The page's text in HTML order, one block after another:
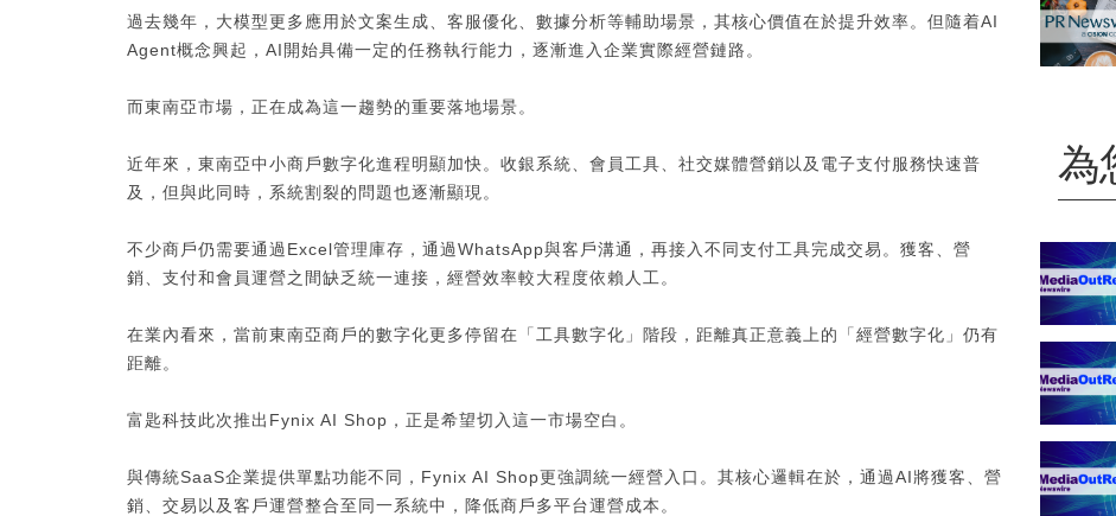
過去幾年，大模型更多應用於文案生成、客服優化、數據分析等輔助場景，其核心價值在於提升效率。但隨着AI
Agent概念興起，AI開始具備一定的任務執行能力，逐漸進入企業實際經營鏈路。
而東南亞市場，正在成為這一趨勢的重要落地場景。
近年來，東南亞中小商戶數字化進程明顯加快。收銀系統、會員工具、社交媒體營銷以及電子支付服務快速普
及，但與此同時，系統割裂的問題也逐漸顯現。
不少商戶仍需要通過Excel管理庫存，通過WhatsApp與客戶溝通，再接入不同支付工具完成交易。獲客、營
銷、支付和會員運營之間缺乏統一連接，經營效率較大程度依賴人工。
在業內看來，當前東南亞商戶的數字化更多停留在「工具數字化」階段，距離真正意義上的「經營數字化」仍有
距離。
富匙科技此次推出Fynix AI Shop，正是希望切入這一市場空白。
與傳統SaaS企業提供單點功能不同，Fynix AI Shop更強調統一經營入口。其核心邏輯在於，通過AI將獲客、營
銷、交易以及客戶運營整合至同一系統中，降低商戶多平台運營成本。
為